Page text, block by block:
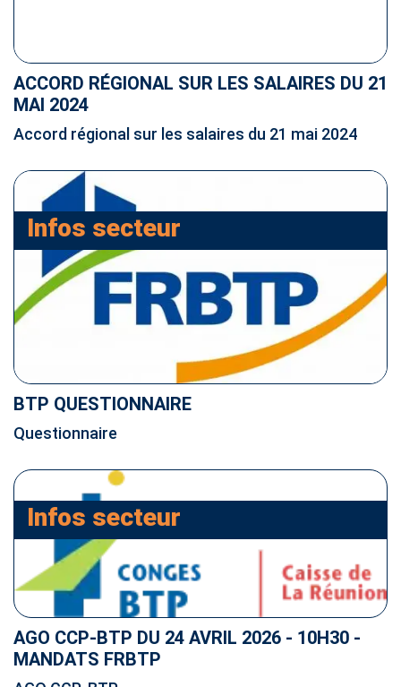
ACCORD RÉGIONAL SUR LES SALAIRES DU 21
MAI 2024
Accord régional sur les salaires du 21 mai 2024
Infos secteur
BTP QUESTIONNAIRE
Questionnaire
Infos secteur
AGO CCP-BTP DU 24 AVRIL 2026 - 10H30 -
MANDATS FRBTP